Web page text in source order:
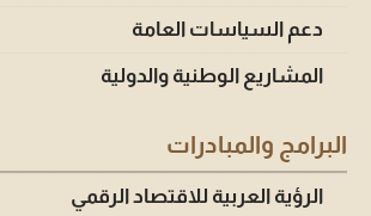
دعم السياسات العامة
المشاريع الوطنية والدولية
البرامج والمبادرات
الرؤية العربية للاقتصاد الرقمي